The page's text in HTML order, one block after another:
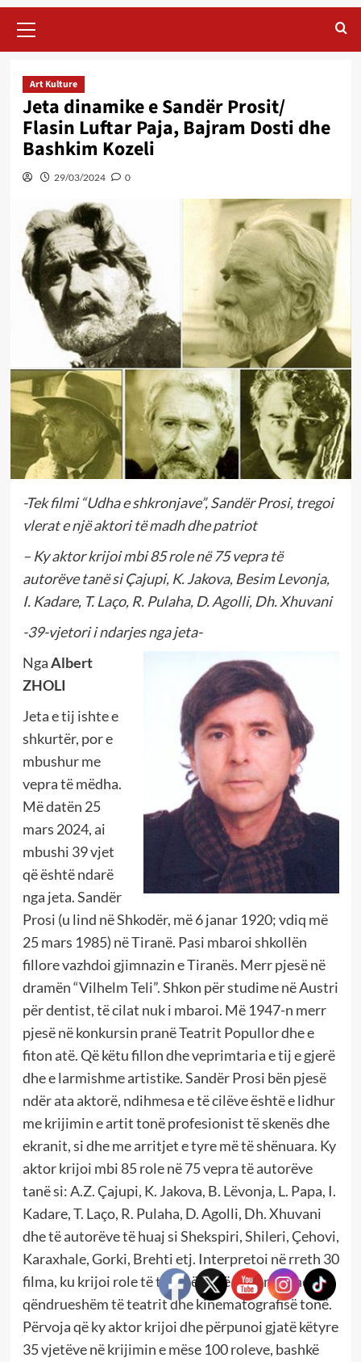
Menu
Art Kulture
Jeta dinamike e Sandër Prosit/
Flasin Luftar Paja, Bajram Dosti dhe
Bashkim Kozeli
29/03/2024 0
-Tek filmi “Udha e shkronjave”, Sandër Prosi, tregoi
vlerat e një aktori të madh dhe patriot
– Ky aktor krijoi mbi 85 role në 75 vepra të
autorëve tanë si Çajupi, K. Jakova, Besim Levonja,
I. Kadare, T. Laço, R. Pulaha, D. Agolli, Dh. Xhuvani
-39-vjetori i ndarjes nga jeta-
NgaAlbert
ZHOLI
Jeta e tij ishte e
shkurtër, por e
mbushur me
vepra të mëdha.
Më datën 25
mars 2024, ai
mbushi 39 vjet
që është ndarë
nga jeta. Sandër
Prosi (u lind në Shkodër, më 6 janar 1920; vdiq më
25 mars 1985) në Tiranë. Pasi mbaroi shkollën
fillore vazhdoi gjimnazin e Tiranës. Merr pjesë në
dramën “Vilhelm Teli”. Shkon për studime në Austri
për dentist, të cilat nuk i mbaroi. Më 1947-n merr
pjesë në konkursin pranë Teatrit Popullor dhe e
fiton atë. Që këtu fillon dhe veprimtaria e tij e gjerë
dhe e larmishme artistike. Sandër Prosi bën pjesë
ndër ata aktorë, ndihmesa e të cilëve është e lidhur
me krijimin e artit tonë profesionist të skenës dhe
ekranit, si dhe me arritjet e tyre më të shënuara. Ky
aktor krijoi mbi 85 role në 75 vepra të autorëve
tanë si: A.Z. Çajupi, K. Jakova, B. Lëvonja, L. Papa, I.
Kadare, T. Laço, R. Pulaha, D. Agolli, Dh. Xhuvani
dhe të autorëve të huaj si Shekspiri, Shileri, Çehovi,
Karaxhale, Gorki, Brehti etj. Interpretoi në rreth 30
filma, ku krijoi role të tilla që kanë hyrë në fondin e
qëndrueshëm të teatrit dhe kinematografisë tonë.
Përvoja që ky aktor krijoi dhe përpunoi gjatë këtyre
35 vjetëve në krijimin e mëse 100 roleve, bashkë